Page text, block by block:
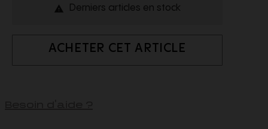
 Derniers articles en stock
ACHETER CET ARTICLE